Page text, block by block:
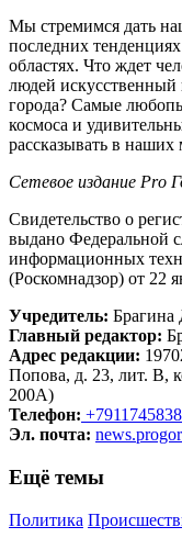
Мы стремимся дать
последних
областях. Что ждет
людей искусственный
города? Самые
космоса и
рассказывать в наших
Сетевое издание Рrо
Свидетельство о
выдано Федеральной
информационных
(Роскомнадзор) от 22
Учредитель: Брагина
Главный редактор:
Адрес редакции:
Попова, д. 23, лит. В,
200А)
Телефон:
Эл. почта:
Ещё темы
Политика